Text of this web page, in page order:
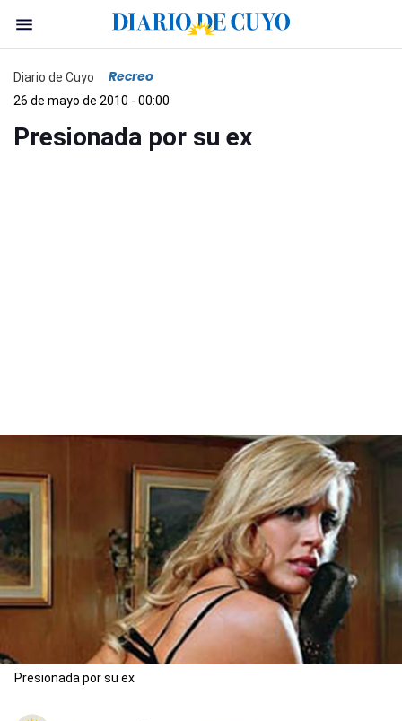
Diario de Cuyo Recreo
26 de mayo de 2010 - 00:00
Presionada por su ex
Presionada por su ex